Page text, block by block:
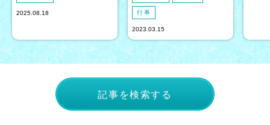
2025.08.18 行事
2023.03.15
記事を検索する